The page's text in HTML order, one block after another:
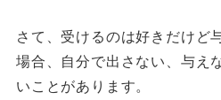
さて、受けるのは好きだけど
場合、自分で出さない、与え
いことがあります。